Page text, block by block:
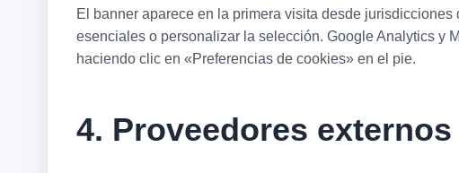
El banner aparece en la primera visita desde
esenciales o personalizar la selección. Google Analytics y
haciendo clic en «Preferencias de cookies» en el pie.
4. Proveedores externos